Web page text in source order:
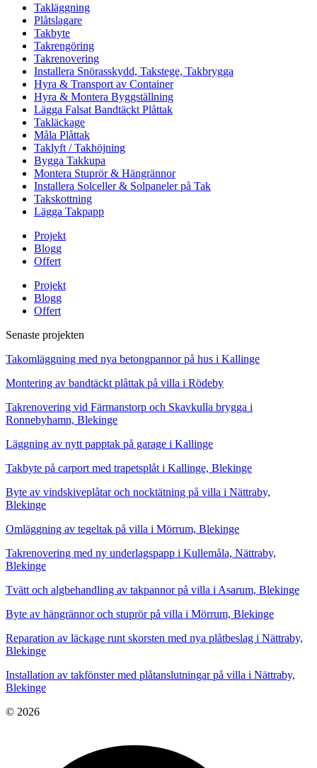
Takläggning
Plåtslagare
Takbyte
Takrengöring
Takrenovering
Installera Snörasskydd, Takstege, Takbrygga
Hyra & Transport av Container
Hyra & Montera Byggställning
Lägga Falsat Bandtäckt Plåttak
Takläckage
Måla Plåttak
Taklyft / Takhöjning
Bygga Takkupa
Montera Stuprör & Hängrännor
Installera Solceller & Solpaneler på Tak
Takskottning
Lägga Takpapp
Projekt
Blogg
Offert
Projekt
Blogg
Offert
Senaste projekten
Takomläggning med nya betongpannor på hus i Kallinge
Montering av bandtäckt plåttak på villa i Rödeby
Takrenovering vid Färmanstorp och Skavkulla brygga i
Ronnebyhamn, Blekinge
Läggning av nytt papptak på garage i Kallinge
Takbyte på carport med trapetsplåt i Kallinge, Blekinge
Byte av vindskiveplåtar och nocktätning på villa i Nättraby,
Blekinge
Omläggning av tegeltak på villa i Mörrum, Blekinge
Takrenovering med ny underlagspapp i Kullemåla, Nättraby,
Blekinge
Tvätt och algbehandling av takpannor på villa i Asarum, Blekinge
Byte av hängrännor och stuprör på villa i Mörrum, Blekinge
Reparation av läckage runt skorsten med nya plåtbeslag i Nättraby,
Blekinge
Installation av takfönster med plåtanslutningar på villa i Nättraby,
Blekinge
© 2026